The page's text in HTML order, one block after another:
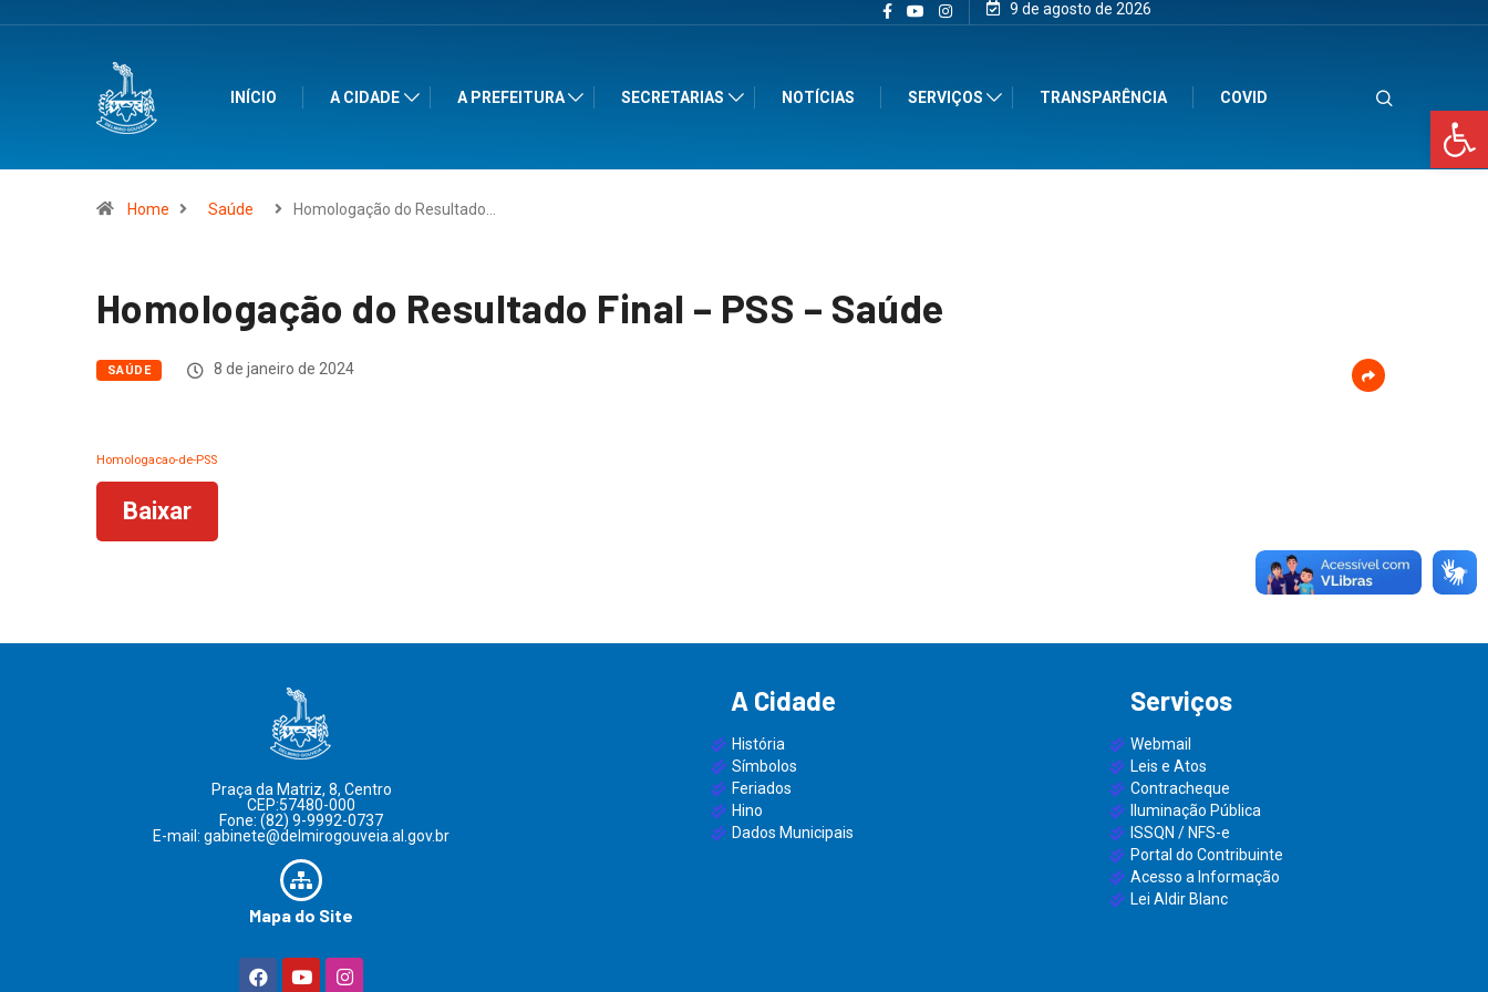
9 de agosto de 2026
INÍCIO A CIDADE A PREFEITURA SECRETARIAS NOTÍCIAS SERVIÇOS TRANSPARÊNCIA COVID
Home Saúde Homologação do Resultado…
Homologação do Resultado Final – PSS – Saúde
SAÚDE 8 de janeiro de 2024
Homologacao-de-PSS
Baixar
Praça da Matriz, 8, Centro
CEP:57480-000
Fone: (82) 9-9992-0737
E-mail: gabinete@delmirogouveia.al.gov.br
Mapa do Site
A Cidade
História
Símbolos
Feriados
Hino
Dados Municipais
Serviços
Webmail
Leis e Atos
Contracheque
Iluminação Pública
ISSQN / NFS-e
Portal do Contribuinte
Acesso a Informação
Lei Aldir Blanc